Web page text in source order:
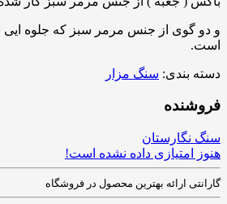
و دو گوی از جنس مرمر سبز که جلوه ایی
است.
دسته بندی: سنگ مزار
فروشنده
سنگ نگارستان
هنوز امتیازی داده نشده است!
گارانتی ارائه بهترین محصول در فروشگاه